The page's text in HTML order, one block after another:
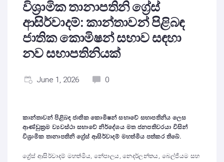
විශ්‍රාමික තානාපතිනි ග්‍රේස්
ආසිර්වාදම්: කාන්තාවන් පිළිබඳ
ජාතික කොමිෂන් සභාව සඳහා
නව සභාපතිනියක්
June 1, 2026 0
කාන්තාවන් පිළිබඳ ජාතික කොමිෂන් සභාවේ සභාපතිනිය ලෙස
ආණ්ඩුක්‍රම ව්‍යවස්ථා සභාවේ නිර්දේශය මත ජනපතිවරයා විසින්
විශ්‍රාමික තානාපතිනි ග්‍රේස් ආසිර්වාදම් මහත්මිය පත්කර තිබේ.
ග්‍රේස් ආසිර්වාදම් මහත්මිය, නේපාලය, නෙදර්ලන්තය, බෙල්ජියම සහ